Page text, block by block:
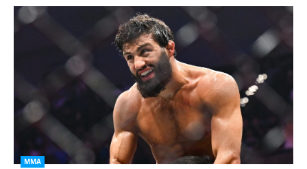
ММА